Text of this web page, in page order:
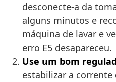
desconecte-a da
alguns minutos e
máquina de lavar e
erro E5 desapareceu.
Use um bom
estabilizar a corrente